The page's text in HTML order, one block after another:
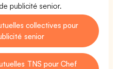
publicité senior.
collectives pour
senior
TNS pour Chef